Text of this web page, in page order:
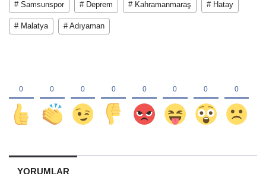
# Samsunspor # Deprem # Kahramanmaraş # Hatay
# Malatya # Adıyaman
YORUMLAR